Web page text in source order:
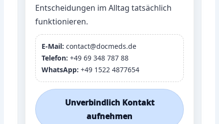
Entscheidungen im Alltag tatsächlich
funktionieren.
E-Mail: contact@docmeds.de
Telefon: +49 69 348 787 88
WhatsApp: +49 1522 4877654
Unverbindlich Kontakt
aufnehmen